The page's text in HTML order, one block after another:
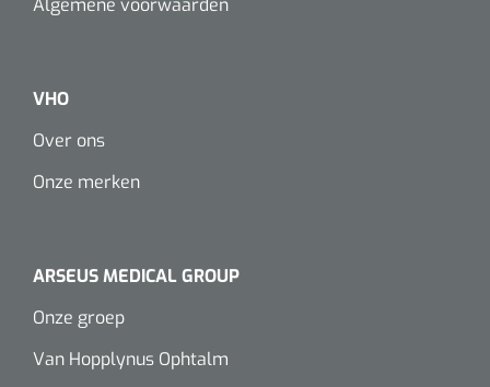
Algemene voorwaarden
VHO
Over ons
Onze merken
ARSEUS MEDICAL GROUP
Onze groep
Van Hopplynus Ophtalm